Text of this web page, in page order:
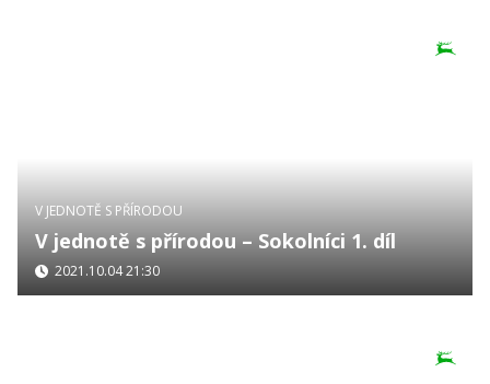
V JEDNOTĚ S PŘÍRODOU
V jednotě s přírodou – Sokolníci 1. díl
2021.10.04 21:30